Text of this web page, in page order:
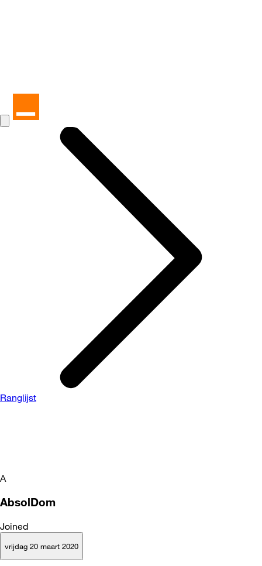
Ranglijst
A
AbsolDom
Joined
vrijdag 20 maart 2020